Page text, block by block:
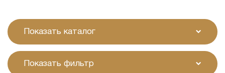
Показать каталог
Показать фильтр